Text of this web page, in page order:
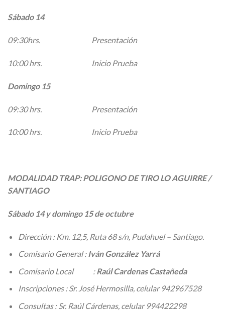
Sábado 14
09:30hrs. Presentación
10:00 hrs. Inicio Prueba
Domingo 15
09:30 hrs. Presentación
10:00 hrs. Inicio Prueba
MODALIDAD TRAP: POLIGONO DE TIRO LO AGUIRRE /
SANTIAGO
Sábado 14 y domingo 15 de octubre
Dirección : Km. 12,5, Ruta 68 s/n, Pudahuel – Santiago.
Comisario General :Iván González Yarrá
Comisario Local : Raúl Cardenas Castañeda
Inscripciones : Sr. José Hermosilla, celular 942967528
Consultas : Sr. Raúl Cárdenas, celular 994422298